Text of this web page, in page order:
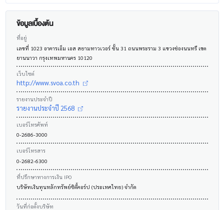
ข้อมูลเบื้องต้น
ที่อยู่
เลขที่ 1023 อาคารเอ็ม เอส สยามทาวเวอร์ ชั้น 31 ถนนพระราม 3 แขวงช่องนนทรี เขต
ยานนาวา กรุงเทพมหานคร 10120
เว็บไซต์
http://www.svoa.co.th
รายงานประจำปี
รายงานประจำปี 2568
เบอร์โทรศัพท์
0-2686-3000
เบอร์โทรสาร
0-2682-6300
ที่ปรึกษาทางการเงิน IPO
บริษัทเงินทุนหลักทรัพย์ซิตี้คอร์ป (ประเทศไทย) จำกัด
วันที่ก่อตั้งบริษัท